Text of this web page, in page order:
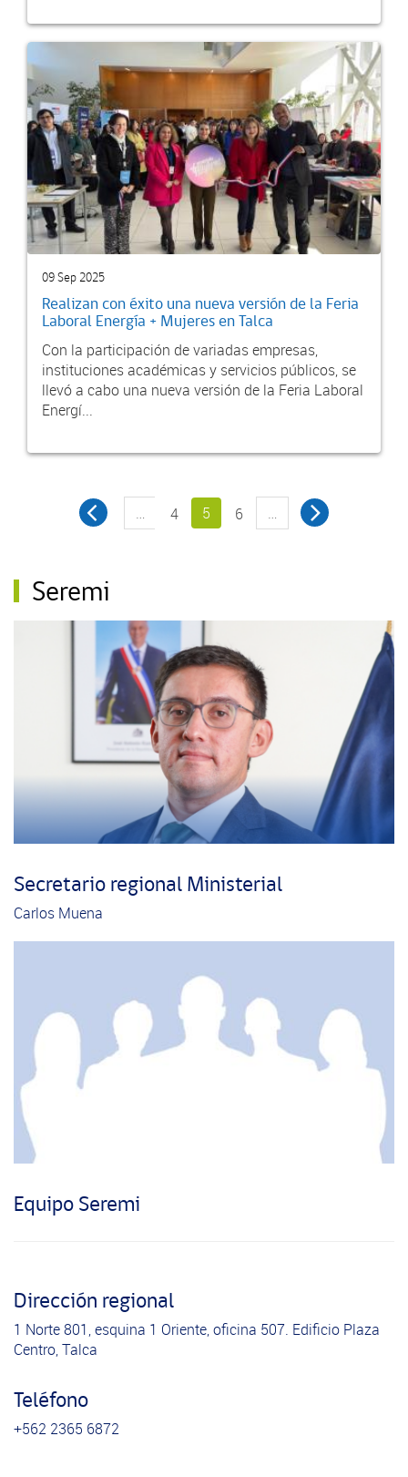
09 Sep 2025
Realizan con éxito una nueva versión de la Feria
Laboral Energía + Mujeres en Talca
Con la participación de variadas empresas,
instituciones académicas y servicios públicos, se
llevó a cabo una nueva versión de la Feria Laboral
Energí...
… 4 5 6 …
Seremi
Secretario regional Ministerial
Carlos Muena
Equipo Seremi
Dirección regional
1 Norte 801, esquina 1 Oriente, oficina 507. Edificio Plaza
Centro, Talca
Teléfono
+562 2365 6872